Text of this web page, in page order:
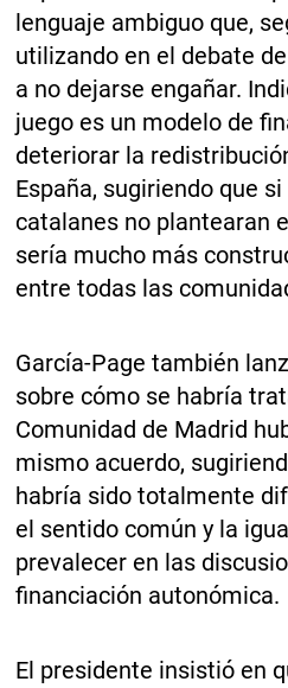
lenguaje ambiguo que,
utilizando en el debate
a no dejarse engañar.
juego es un modelo de
deteriorar la
España, sugiriendo que
catalanes no plantearan
sería mucho más
entre todas las
García-Page también
sobre cómo se habría
Comunidad de Madrid
mismo acuerdo,
habría sido totalmente
el sentido común y la
prevalecer en las
financiación autonómica.
El presidente insistió en